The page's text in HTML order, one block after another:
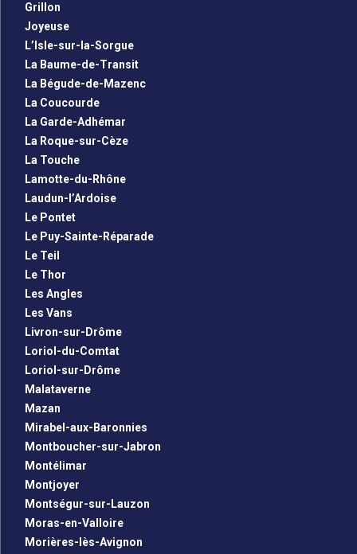
Grillon
Joyeuse
L’Isle-sur-la-Sorgue
La Baume-de-Transit
La Bégude-de-Mazenc
La Coucourde
La Garde-Adhémar
La Roque-sur-Cèze
La Touche
Lamotte-du-Rhône
Laudun-l’Ardoise
Le Pontet
Le Puy-Sainte-Réparade
Le Teil
Le Thor
Les Angles
Les Vans
Livron-sur-Drôme
Loriol-du-Comtat
Loriol-sur-Drôme
Malataverne
Mazan
Mirabel-aux-Baronnies
Montboucher-sur-Jabron
Montélimar
Montjoyer
Montségur-sur-Lauzon
Moras-en-Valloire
Morières-lès-Avignon